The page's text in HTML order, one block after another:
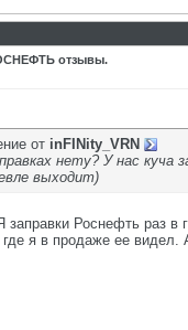
отзывы.
от inFINity_VRN
нету? У нас куча
выходит)
заправки Роснефть раз в
я в продаже ее видел.